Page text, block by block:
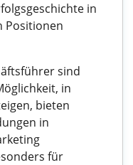
in
Positionen
sind
in
bieten
in
für